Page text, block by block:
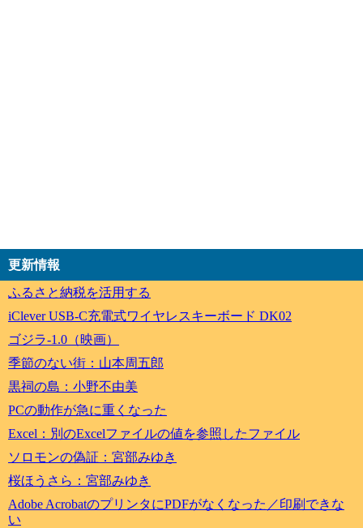
更新情報
ふるさと納税を活用する
iClever USB-C充電式ワイヤレスキーボード DK02
ゴジラ-1.0（映画）
季節のない街：山本周五郎
黒祠の島：小野不由美
PCの動作が急に重くなった
Excel：別のExcelファイルの値を参照したファイル
ソロモンの偽証：宮部みゆき
桜ほうさら：宮部みゆき
Adobe AcrobatのプリンタにPDFがなくなった／印刷できな
い